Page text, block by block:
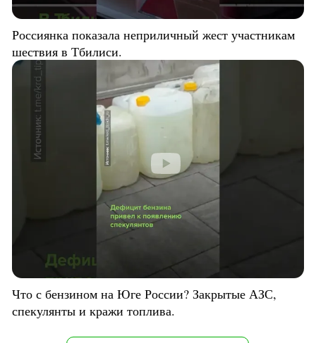
Россиянка показала неприличный жест участникам
шествия в Тбилиси.
Что с бензином на Юге России? Закрытые АЗС,
спекулянты и кражи топлива.